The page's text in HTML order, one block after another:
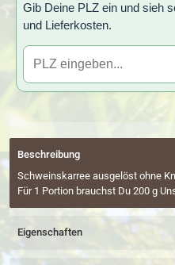
Gib Deine PLZ ein und sieh
und Lieferkosten.
Beschreibung
Schweinskarree ausgelöst ohne
Für 1 Portion brauchst Du 200 g
Eigenschaften